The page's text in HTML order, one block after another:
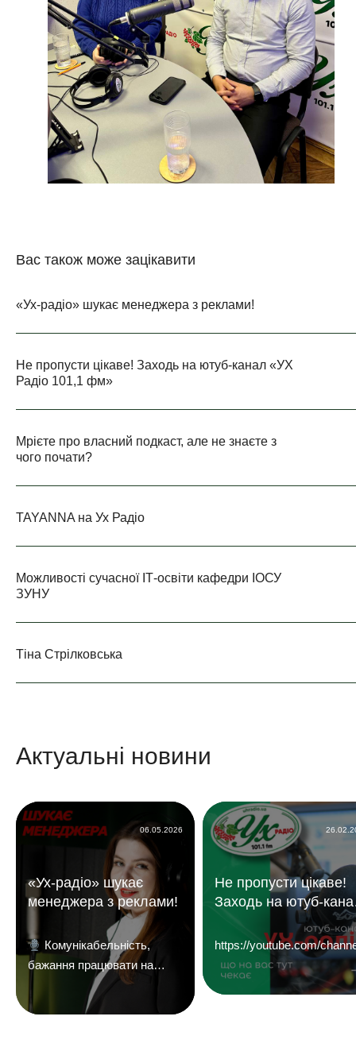
Вас також може зацікавити
«Ух-радіо» шукає менеджера з реклами!
Не пропусти цікаве! Заходь на ютуб-канал «УХ
Радіо 101,1 фм»
Мрієте про власний подкаст, але не знаєте з
чого почати?
TAYANNA на Ух Радіо
Можливості сучасної ІТ-освіти кафедри ІОСУ
ЗУНУ
Тіна Стрілковська
Актуальні новини
«Ух-радіо» шукає
менеджера з реклами!
Комунікабельність,
бажання працювати на
результат і досвід у
продажах — плюс.
06.05.2026
Не пропусти цікаве!
Заходь на ютуб-
«УХ Радіо 101,1 фм»
https://youtube.com/